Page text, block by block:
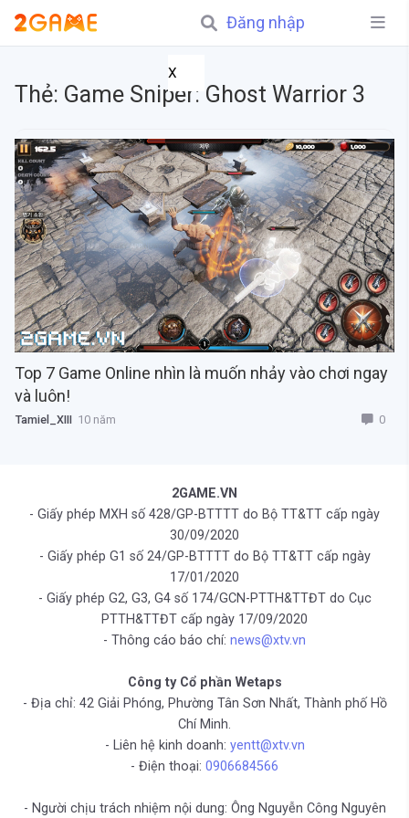
Đăng nhập
X
Thẻ: Game Sniper: Ghost Warrior 3
Top 7 Game Online nhìn là muốn nhảy vào chơi ngay
và luôn!
Tamiel_XIII 10 năm 0
2GAME.VN
- Giấy phép MXH số 428/GP-BTTTT do Bộ TT&TT cấp ngày
30/09/2020
- Giấy phép G1 số 24/GP-BTTTT do Bộ TT&TT cấp ngày
17/01/2020
- Giấy phép G2, G3, G4 số 174/GCN-PTTH&TTĐT do Cục
PTTH&TTĐT cấp ngày 17/09/2020
- Thông cáo báo chí: news@xtv.vn
Công ty Cổ phần Wetaps
- Địa chỉ: 42 Giải Phóng, Phường Tân Sơn Nhất, Thành phố Hồ
Chí Minh.
- Liên hệ kinh doanh: yentt@xtv.vn
- Điện thoại: 0906684566
- Người chịu trách nhiệm nội dung: Ông Nguyễn Công Nguyên